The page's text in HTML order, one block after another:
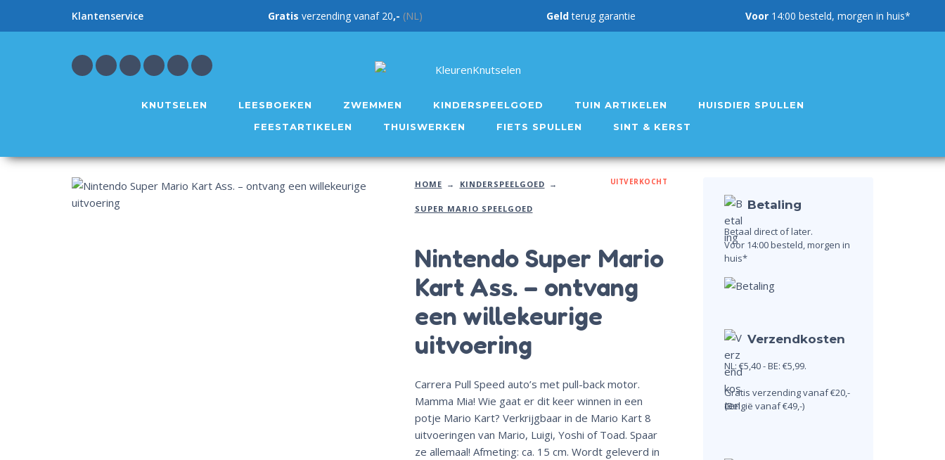
Klantenservice Gratis verzending vanaf 20,- (NL) Geldterug garantie Voor 14:00 besteld, morgen in huis*
KNUTSELEN LEESBOEKEN ZWEMMEN KINDERSPEELGOED TUIN ARTIKELEN
HUISDIER SPULLEN
FEESTARTIKELEN
THUISWERKEN FIETS SPULLEN SINT & KERST
HOME KINDERSPEELGOED
SUPER MARIO SPEELGOED
UITVERKOCHT
Nintendo Super Mario
Kart Ass. – ontvang
een willekeurige
uitvoering
Carrera Pull Speed auto’s met pull-back motor.
Mamma Mia! Wie gaat er dit keer winnen in een
potje Mario Kart? Verkrijgbaar in de Mario Kart 8
uitvoeringen van Mario, Luigi, Yoshi of Toad. Spaar
ze allemaal! Afmeting: ca. 15 cm. Wordt geleverd in
Betaling
Betaal direct of later.
Voor 14:00 besteld, morgen in
huis*
Verzendkosten
NL: €5,40 - BE: €5,99.
Gratis verzending vanaf €20,-
(België vanaf €49,-)